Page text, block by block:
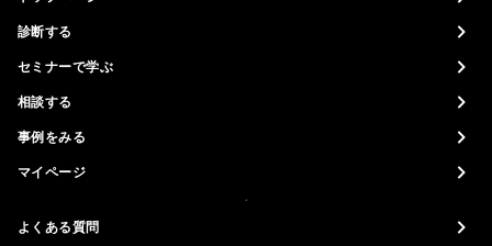
診断する
セミナーで学ぶ
相談する
事例をみる
マイページ
よくある質問